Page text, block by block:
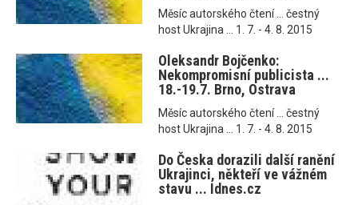
Měsíc autorského čtení ... čestný
host Ukrajina ... 1. 7. - 4. 8. 2015
Oleksandr Bojčenko:
Nekompromisní publicista ...
18.-19.7. Brno, Ostrava
Měsíc autorského čtení ... čestný
host Ukrajina ... 1. 7. - 4. 8. 2015
Do Česka dorazili další ranění
Ukrajinci, někteří ve vážném
stavu ... Idnes.cz